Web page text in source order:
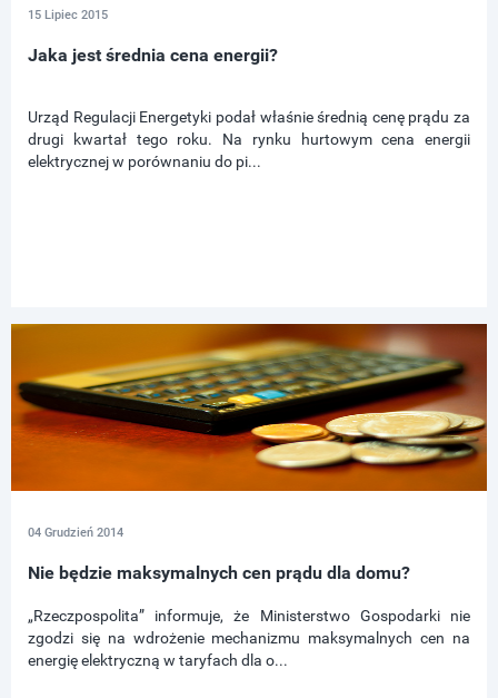
15 Lipiec 2015
Jaka jest średnia cena energii?
Urząd Regulacji Energetyki podał właśnie średnią cenę prądu za
drugi kwartał tego roku. Na rynku hurtowym cena energii
elektrycznej w porównaniu do pi...
04 Grudzień 2014
Nie będzie maksymalnych cen prądu dla domu?
„Rzeczpospolita” informuje, że Ministerstwo Gospodarki nie
zgodzi się na wdrożenie mechanizmu maksymalnych cen na
energię elektryczną w taryfach dla o...